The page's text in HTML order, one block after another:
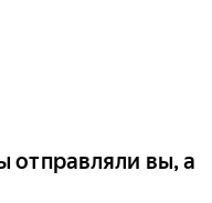
отправляли вы, а